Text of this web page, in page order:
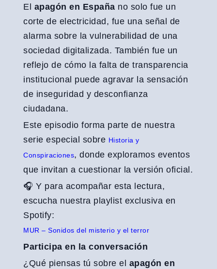
El apagón en España no solo fue un
corte de electricidad, fue una señal de
alarma sobre la vulnerabilidad de una
sociedad digitalizada. También fue un
reflejo de cómo la falta de transparencia
institucional puede agravar la sensación
de inseguridad y desconfianza
ciudadana.
Este episodio forma parte de nuestra
serie especial sobre Historia y
Conspiraciones, donde exploramos eventos
que invitan a cuestionar la versión oficial.
🎧 Y para acompañar esta lectura,
escucha nuestra playlist exclusiva en
Spotify:
MUR – Sonidos del misterio y el terror
Participa en la conversación
¿Qué piensas tú sobre el apagón en